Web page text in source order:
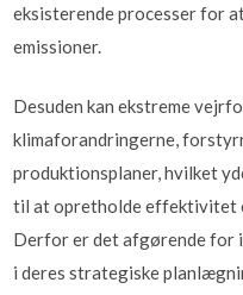
eksisterende processer for
emissioner.
Desuden kan ekstreme
klimaforandringerne,
produktionsplaner, hvilket
til at opretholde effektivitet
Derfor er det afgørende for
i deres strategiske